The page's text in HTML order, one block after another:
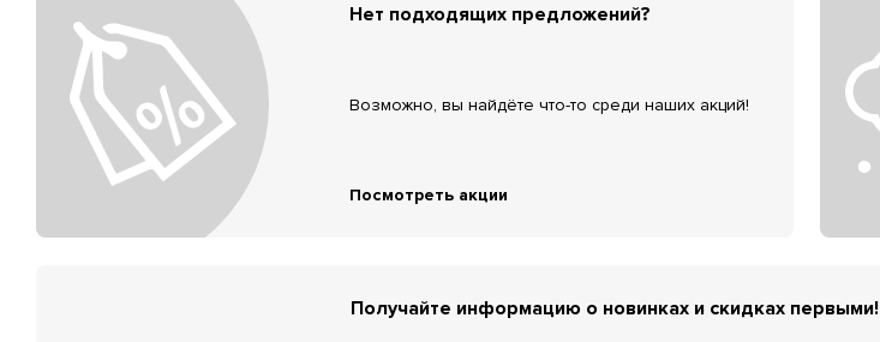
Нет подходящих предложений?
Возможно, вы найдёте что-то среди наших акций!
Посмотреть акции
Получайте информацию о новинках и скидках первыми!